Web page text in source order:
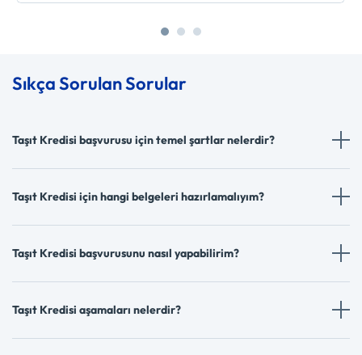
Sıkça Sorulan Sorular
Taşıt Kredisi başvurusu için temel şartlar nelerdir?
Taşıt Kredisi için hangi belgeleri hazırlamalıyım?
Taşıt Kredisi başvurusunu nasıl yapabilirim?
Taşıt Kredisi aşamaları nelerdir?